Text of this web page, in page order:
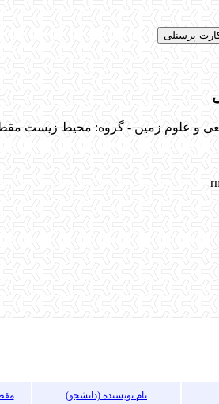
پرسنلی
و علوم زمین - گروه: محیط زیست
نام نویسنده (دانشجو)